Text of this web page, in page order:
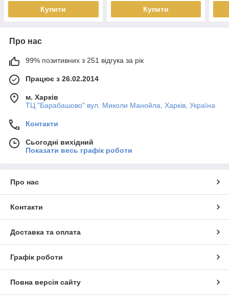
Купити Купити
Про нас
99% позитивних з 251 відгука за рік
Працює з 26.02.2014
м. Харків
ТЦ "Барабашово" вул. Миколи Манойла, Харків, Україна
Контакти
Сьогодні вихідний
Показати весь графік роботи
Про нас
Контакти
Доставка та оплата
Графік роботи
Повна версія сайту